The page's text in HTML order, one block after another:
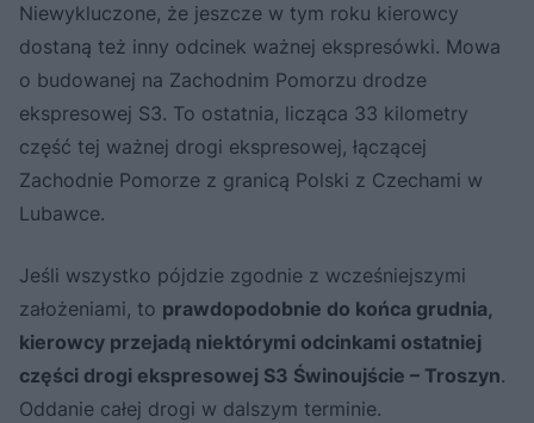
Niewykluczone, że jeszcze w tym roku kierowcy
dostaną też inny odcinek ważnej ekspresówki. Mowa
o budowanej na Zachodnim Pomorzu drodze
ekspresowej S3. To ostatnia, licząca 33 kilometry
część tej ważnej drogi ekspresowej, łączącej
Zachodnie Pomorze z granicą Polski z Czechami w
Lubawce.
Jeśli wszystko pójdzie zgodnie z wcześniejszymi
założeniami, to prawdopodobnie do końca grudnia,
kierowcy przejadą niektórymi odcinkami ostatniej
części drogi ekspresowej S3 Świnoujście – Troszyn.
Oddanie całej drogi w dalszym terminie.